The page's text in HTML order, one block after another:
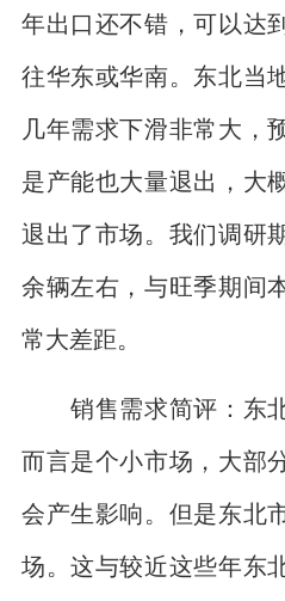
年出口还不错，可以达
往华东或华南。东北当
几年需求下滑非常大，
是产能也大量退出，大
退出了市场。我们调研
余辆左右，与旺季期间
常大差距。
销售需求简评：东北
而言是个小市场，大部
会产生影响。但是东北
场。这与较近这些年东